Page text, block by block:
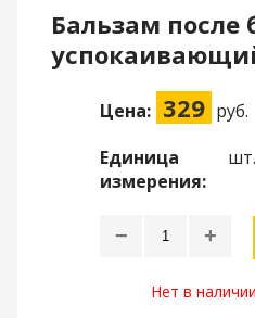
Бальзам после
Цена: 329 руб.
Единица
измерения:
шт.
− +
Нет в